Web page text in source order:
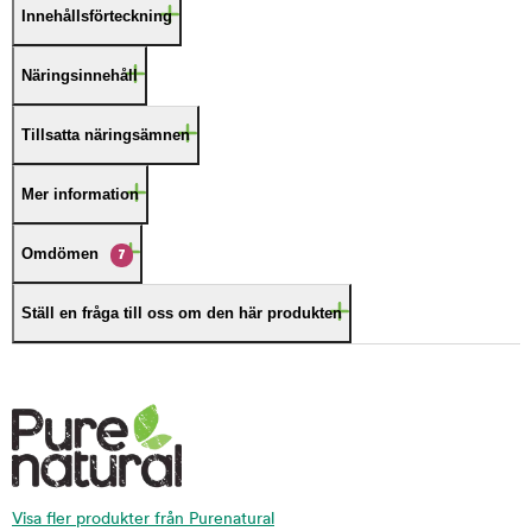
Innehållsförteckning
Näringsinnehåll
Tillsatta näringsämnen
Mer information
Omdömen 7
Ställ en fråga till oss om den här produkten
Visa fler produkter från Purenatural